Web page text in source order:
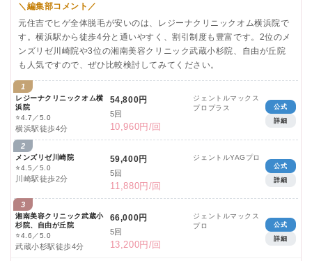
＼編集部コメント／
元住吉でヒゲ全体脱毛が安いのは、レジーナクリニックオム横浜院で
す。横浜駅から徒歩4分と通いやすく、割引制度も豊富です。2位のメ
ンズリゼ川崎院や3位の湘南美容クリニック武蔵小杉院、自由が丘院
も人気ですので、ぜひ比較検討してみてください。
1
レジーナクリニックオム横
浜院
⭐4.7／5.0
横浜駅徒歩4分
54,800円
5回
10,960円/回
ジェントルマックス
プロプラス
公式
詳細
2
メンズリゼ川崎院
⭐4.5／5.0
川崎駅徒歩2分
59,400円
5回
11,880円/回
ジェントルYAGプロ
公式
詳細
3
湘南美容クリニック武蔵小
杉院、自由が丘院
⭐4.6／5.0
武蔵小杉駅徒歩4分
66,000円
5回
13,200円/回
ジェントルマックス
プロ
公式
詳細